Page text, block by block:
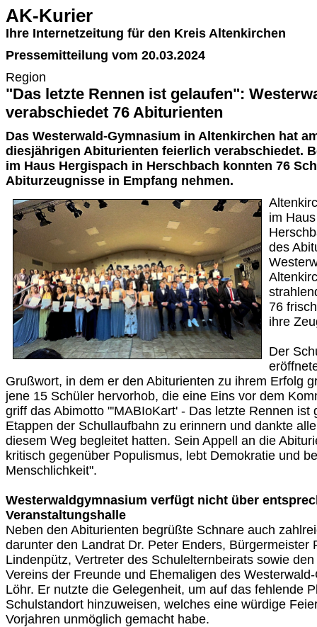
AK-Kurier
Ihre Internetzeitung für den Kreis Altenkirchen
Pressemitteilung vom 20.03.2024
Region
"Das letzte Rennen ist gelaufen":
verabschiedet 76 Abiturienten
Das Westerwald-Gymnasium in Altenkirchen hat
diesjährigen Abiturienten feierlich verabschiedet.
im Haus Hergispach in Herschbach konnten 76
Abiturzeugnisse in Empfang nehmen.
im
des
76
ihre
Der
Grußwort, in dem er den Abiturienten zu ihrem Erfolg
jene 15 Schüler hervorhob, die eine Eins vor dem
griff das Abimotto "'MABIoKart' - Das letzte Rennen ist
Etappen der Schullaufbahn zu erinnern und dankte
diesem Weg begleitet hatten. Sein Appell an die
kritisch gegenüber Populismus, lebt Demokratie und
Menschlichkeit".
Westerwaldgymnasium verfügt nicht über
Veranstaltungshalle
Neben den Abiturienten begrüßte Schnare auch
darunter den Landrat Dr. Peter Enders, Bürgermeister
Lindenpütz, Vertreter des Schulelternbeirats sowie
Vereins der Freunde und Ehemaligen des
Löhr. Er nutzte die Gelegenheit, um auf das fehlende
Schulstandort hinzuweisen, welches eine würdige
Vorjahren unmöglich gemacht habe.